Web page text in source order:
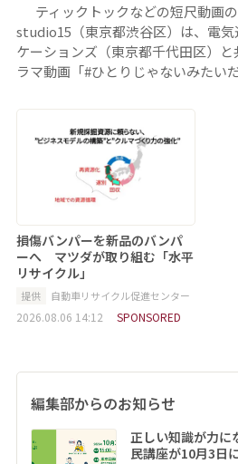
ティックトックなどの短尺動画
studio15（東京都渋谷区）は、電
ケーションズ（東京都千代田区）
ラマ動画「#ひとりじゃないみたい
損傷バンパーを新品のバンパ
ーへ マツダが取り組む「水平
リサイクル」
提供 自動車リサイクル促進センター
2026.08.06 14:12 SPONSORED
編集部からのお知らせ
正しい知識が力
民講座が10月3日